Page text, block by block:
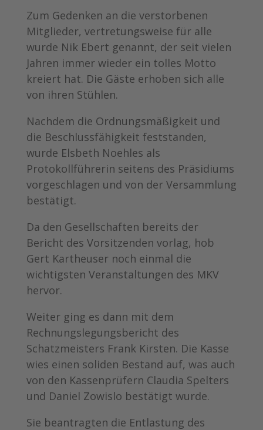
Zum Gedenken an die verstorbenen
Mitglieder, vertretungsweise für alle
wurde Nik Ebert genannt, der seit vielen
Jahren immer wieder ein tolles Motto
kreiert hat. Die Gäste erhoben sich alle
von ihren Stühlen.
Nachdem die Ordnungsmäßigkeit und
die Beschlussfähigkeit feststanden,
wurde Elsbeth Noehles als
Protokollführerin seitens des Präsidiums
vorgeschlagen und von der Versammlung
bestätigt.
Da den Gesellschaften bereits der
Bericht des Vorsitzenden vorlag, hob
Gert Kartheuser noch einmal die
wichtigsten Veranstaltungen des MKV
hervor.
Weiter ging es dann mit dem
Rechnungslegungsbericht des
Schatzmeisters Frank Kirsten. Die Kasse
wies einen soliden Bestand auf, was auch
von den Kassenprüfern Claudia Spelters
und Daniel Zowislo bestätigt wurde.
Sie beantragten die Entlastung des